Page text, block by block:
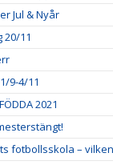
Jul & Nyår
20/11
9-4/11
2021
fotbollsskola –